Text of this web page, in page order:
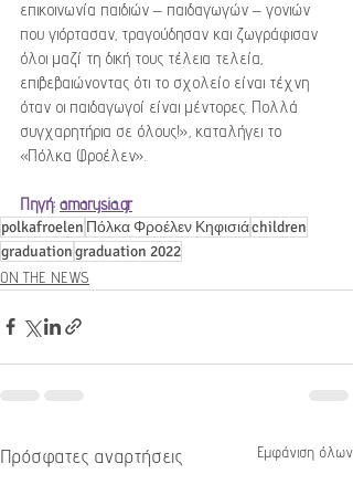
επικοινωνία παιδιών – παιδαγωγών – γονιών
που γιόρτασαν, τραγούδησαν και ζωγράφισαν
όλοι μαζί τη δική τους τέλεια τελεία,
επιβεβαιώνοντας ότι το σχολείο είναι τέχνη
όταν οι παιδαγωγοί είναι μέντορες. Πολλά
συγχαρητήρια σε όλους!», καταλήγει το
«Πόλκα Φροέλεν».
Πηγή: amarysia.gr
polkafroelen Πόλκα Φροέλεν Κηφισιάchildren
graduationgraduation 2022
ON THE NEWS
Πρόσφατες αναρτήσεις Εμφάνιση όλων